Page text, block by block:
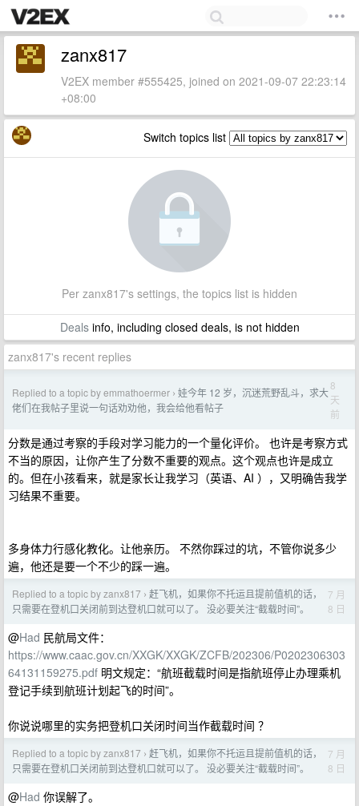
zanx817
V2EX member #555425, joined on 2021-09-07 22:23:14
+08:00
Switch topics list
Per zanx817's settings, the topics list is hidden
Dealsinfo, including closed deals, is not hidden
zanx817's recent replies
Replied to a topic by emmathoermer › 娃今年 12 岁，沉迷荒野乱斗，求大
佬们在我帖子里说一句话劝劝他，我会给他看帖子
8
天
前
分数是通过考察的手段对学习能力的一个量化评价。 也许是考察方式
不当的原因，让你产生了分数不重要的观点。这个观点也许是成立
的。但在小孩看来，就是家长让我学习（英语、AI ），又明确告我学
习结果不重要。
多身体力行感化教化。让他亲历。 不然你踩过的坑，不管你说多少
遍，他还是要一个不少的踩一遍。
Replied to a topic by zanx817 › 赶飞机，如果你不托运且提前值机的话，
只需要在登机口关闭前到达登机口就可以了。 没必要关注“截载时间”。
7 月
8 日
@Had 民航局文件：
https://www.caac.gov.cn/XXGK/XXGK/ZCFB/202306/P0202306303
64131159275.pdf 明文规定：“航班截载时间是指航班停止办理乘机
登记手续到航班计划起飞的时间”。
你说说哪里的实务把登机口关闭时间当作截载时间 ？
Replied to a topic by zanx817 › 赶飞机，如果你不托运且提前值机的话，
只需要在登机口关闭前到达登机口就可以了。 没必要关注“截载时间”。
7 月
8 日
@Had 你误解了。